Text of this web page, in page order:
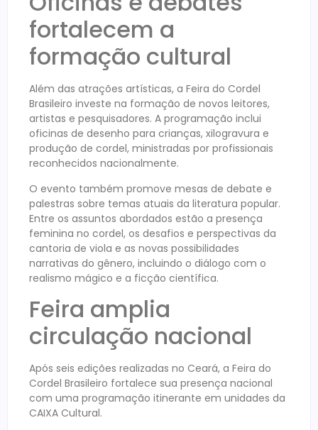
fortalecem a
formação cultural
Além das atrações artísticas, a Feira do Cordel
Brasileiro investe na formação de novos leitores,
artistas e pesquisadores. A programação inclui
oficinas de desenho para crianças, xilogravura e
produção de cordel, ministradas por profissionais
reconhecidos nacionalmente.
O evento também promove mesas de debate e
palestras sobre temas atuais da literatura popular.
Entre os assuntos abordados estão a presença
feminina no cordel, os desafios e perspectivas da
cantoria de viola e as novas possibilidades
narrativas do gênero, incluindo o diálogo com o
realismo mágico e a ficção científica.
Feira amplia
circulação nacional
Após seis edições realizadas no Ceará, a Feira do
Cordel Brasileiro fortalece sua presença nacional
com uma programação itinerante em unidades da
CAIXA Cultural.